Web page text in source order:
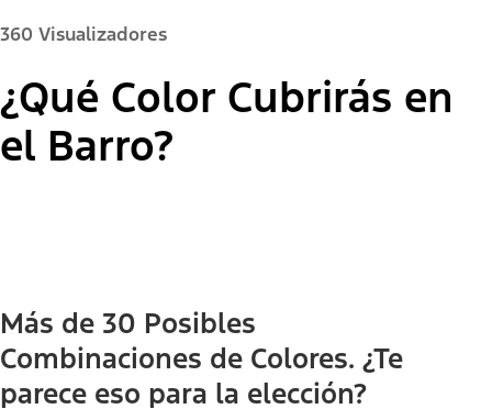
360 Visualizadores
¿Qué Color Cubrirás en
el Barro?
Color de la Pintura:
Más de 30 Posibles
Combinaciones de Colores. ¿Te
parece eso para la elección?